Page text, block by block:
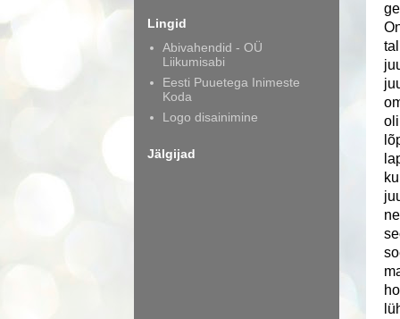
Lingid
Abivahendid - OÜ
Liikumisabi
Eesti Puuetega Inimeste
Koda
Logo disainimine
Jälgijad